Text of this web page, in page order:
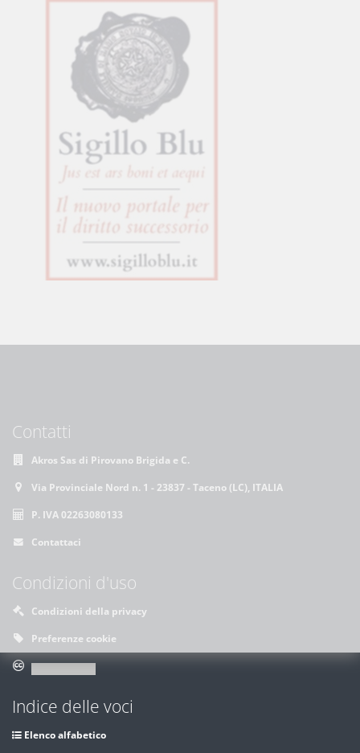
Contatti
Akros Sas di Pirovano Brigida e C.
Via Provinciale Nord n. 1 - 23837 - Taceno (LC), ITALIA
P. IVA 02263080133
Contattaci
Condizioni d'uso
Condizioni della privacy
Preferenze cookie
Indice delle voci
Elenco alfabetico